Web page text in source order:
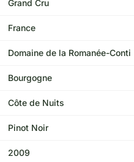
Grand Cru
France
Domaine de la Romanée-Conti
Bourgogne
Côte de Nuits
Pinot Noir
2009